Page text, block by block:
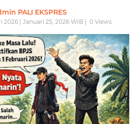
PALI EKSPRES
2026 | Januari 25, 2026 WIB | 0Views